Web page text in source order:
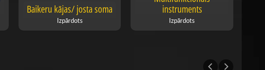
Baikeru kājas/ josta soma
Izpārdots
instruments
Izpārdots